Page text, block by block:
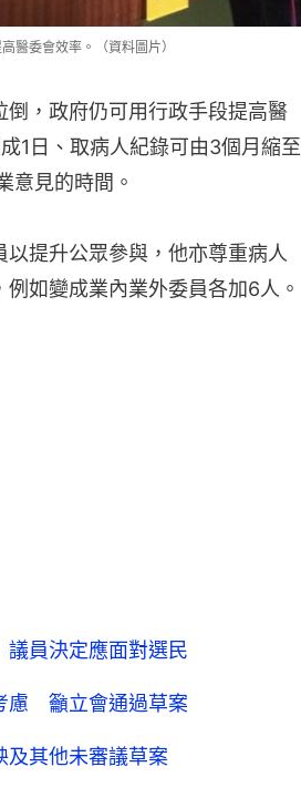
醫委會效率。（資料圖片）
，政府仍可用行政手段提高醫
1日、取病人紀錄可由3個月縮至
意見的時間。
提升公眾參與，他亦尊重病人
如變成業內業外委員各加6人。
員決定應面對選民
慮 籲立會通過草案
其他未審議草案